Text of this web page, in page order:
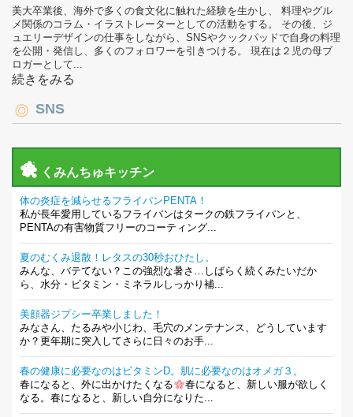
美大卒業後、海外で多くの食文化に触れた経験を生かし、 料理やグル
メ関係のコラム・イラストレーターとしての活動をする。 その後、ジ
ュエリーデザインの仕事をしながら、SNSやクックパッドで自身の料理
を公開・発信し、多くのフォロワーを引きつける。 現在は２児の母ブ
ロガーとして...
続きをみる
SNS
くみんちゅキッチン
体の炎症を減らせるフライパンPENTA！
私が長年愛用しているフライパンはタークの鉄フライパンと、
PENTAの有害物質フリーのコーティング...
夏のむくみ退散！レタスの30秒おひたし。
みんな、バテてない？この強烈な暑さ…しばらく続くみたいだか
ら、水分・ビタミン・ミネラルしっかり補...
美顔器ジプシー卒業しました！
みなさん、たるみや小じわ、毛穴のメンテナンス、どうしています
か？更年期に突入してさらに日々のお手...
春の健康に必要なのはビタミンD。肌に必要なのはオメガ３。
春になると、外に出かけたくなる
春になると、新しい服が欲しく
なる。春になると、新しい自分になりた...